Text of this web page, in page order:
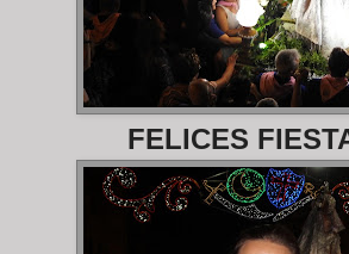
FELICES